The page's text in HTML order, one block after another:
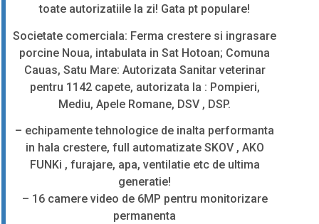
toate autorizatiile la zi! Gata pt populare!
Societate comerciala: Ferma crestere si ingrasare
porcine Noua, intabulata in Sat Hotoan; Comuna
Cauas, Satu Mare: Autorizata Sanitar veterinar
pentru 1142 capete, autorizata la : Pompieri,
Mediu, Apele Romane, DSV , DSP.
– echipamente tehnologice de inalta performanta
in hala crestere, full automatizate SKOV , AKO
FUNKi , furajare, apa, ventilatie etc de ultima
generatie!
– 16 camere video de 6MP pentru monitorizare
permanenta